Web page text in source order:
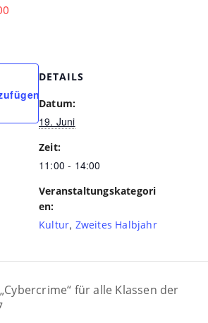
DETAILS
Datum:
19. Juni
Zeit:
11:00 - 14:00
Veranstaltungskategori
en:
Kultur, Zweites Halbjahr
für alle Klassen der